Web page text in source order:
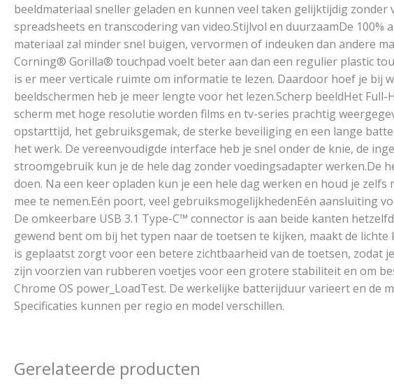
beeldmateriaal sneller geladen en kunnen veel taken gelijktijdig
spreadsheets en transcodering van video.Stijlvol en duurzaamDe
materiaal zal minder snel buigen, vervormen of indeuken dan andere
Corning® Gorilla® touchpad voelt beter aan dan een regulier plastic
is er meer verticale ruimte om informatie te lezen. Daardoor hoef je bij
beeldschermen heb je meer lengte voor het lezen.Scherp beeldHet
scherm met hoge resolutie worden films en tv-series prachtig
opstarttijd, het gebruiksgemak, de sterke beveiliging en een lange
het werk. De vereenvoudigde interface heb je snel onder de knie, de
stroomgebruik kun je de hele dag zonder voedingsadapter werken.De
doen. Na een keer opladen kun je een hele dag werken en houd je
mee te nemen.Eén poort, veel gebruiksmogelijkhedenEén aansluiting
De omkeerbare USB 3.1 Type-C™ connector is aan beide kanten
gewend bent om bij het typen naar de toetsen te kijken, maakt de
is geplaatst zorgt voor een betere zichtbaarheid van de toetsen, zodat
zijn voorzien van rubberen voetjes voor een grotere stabiliteit en om
Chrome OS power_LoadTest. De werkelijke batterijduur varieert en de
Specificaties kunnen per regio en model verschillen.
Gerelateerde producten